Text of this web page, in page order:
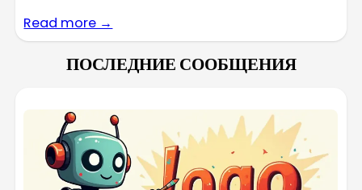
Read more →
ПОСЛЕДНИЕ СООБЩЕНИЯ